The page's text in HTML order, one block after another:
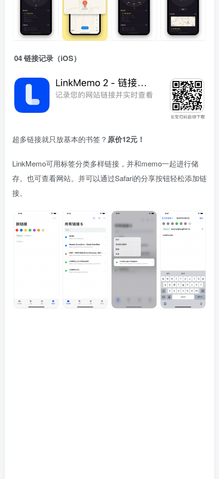
04 链接记录（iOS）
超多链接就只放基本的书签？ 原价12元！
LinkMemo可用标签分类多样链接，并和memo一起进行储
存。也可查看网站。并可以通过Safari的分享按钮轻松添加链
接。